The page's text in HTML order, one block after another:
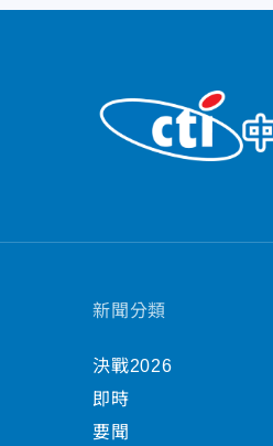
新聞分類
決戰2026
即時
要聞